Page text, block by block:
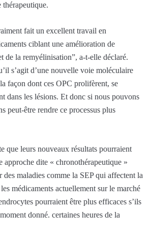
fait un excellent travail en
ciblant une amélioration de
de la remyélinisation”, a-t-elle déclaré.
s’agit d’une nouvelle voie moléculaire
façon dont ces OPC prolifèrent, se
dans les lésions. Et donc si nous pouvons
peut-être rendre ce processus plus
que leurs nouveaux résultats pourraient
approche dite « chronothérapeutique »
maladies comme la SEP qui affectent la
médicaments actuellement sur le marché
pourraient être plus efficaces s’ils
donné. certaines heures de la